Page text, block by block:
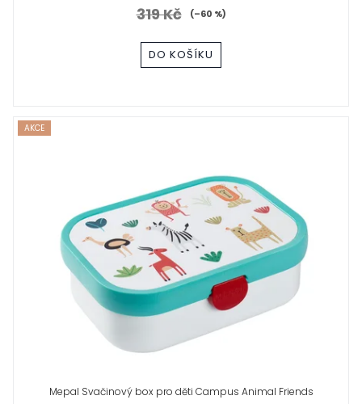
319 Kč (–60 %)
DO KOŠÍKU
AKCE
Mepal Svačinový box pro děti Campus Animal Friends